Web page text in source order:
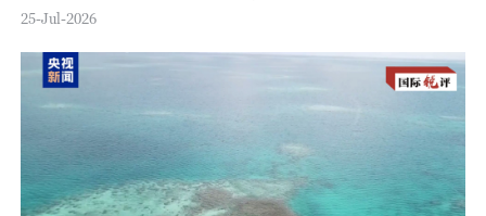
25-Jul-2026